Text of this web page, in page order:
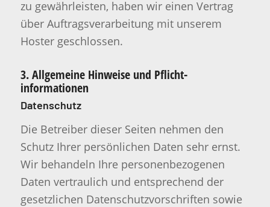
zu gewährleisten, haben wir einen Vertrag
über Auftragsverarbeitung mit unserem
Hoster geschlossen.
3. Allgemeine Hinweise und Pflicht­
informationen
Datenschutz
Die Betreiber dieser Seiten nehmen den
Schutz Ihrer persönlichen Daten sehr ernst.
Wir behandeln Ihre personenbezogenen
Daten vertraulich und entsprechend der
gesetzlichen Datenschutzvorschriften sowie